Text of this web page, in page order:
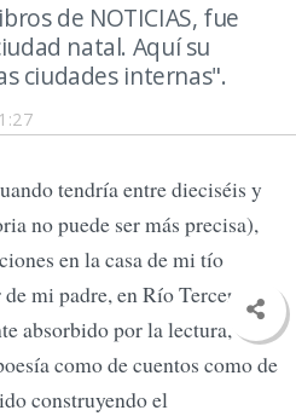
de NOTICIAS, fue
natal. Aquí su
ciudades internas".
tendría entre dieciséis y
no puede ser más precisa),
en la casa de mi tío
mi padre, en Río Tercero,
absorbido por la lectura,
como de cuentos como de
construyendo el